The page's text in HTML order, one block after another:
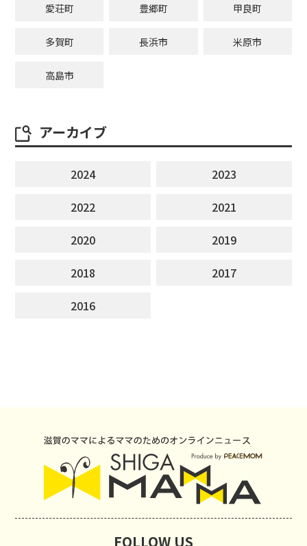
愛荘町 豊郷町 甲良町
多賀町 長浜市 米原市
高島市
アーカイブ
2024
2023
2022
2021
2020
2019
2018
2017
2016
FOLLOW US